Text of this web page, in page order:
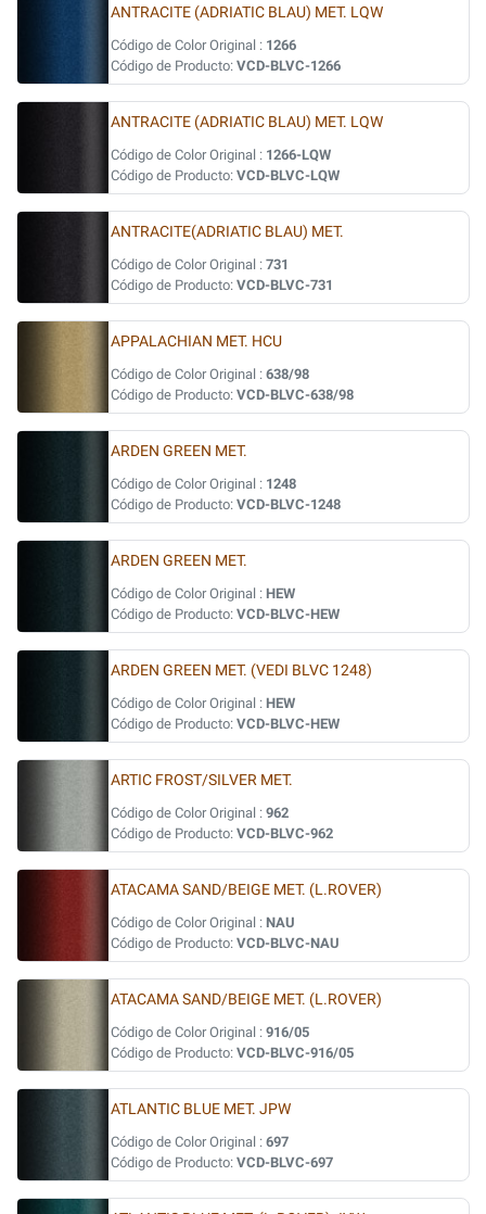
ANTRACITE (ADRIATIC BLAU) MET. LQW
Código de Color Original : 1266
Código de Producto: VCD-BLVC-1266
ANTRACITE (ADRIATIC BLAU) MET. LQW
Código de Color Original : 1266-LQW
Código de Producto: VCD-BLVC-LQW
ANTRACITE(ADRIATIC BLAU) MET.
Código de Color Original : 731
Código de Producto: VCD-BLVC-731
APPALACHIAN MET. HCU
Código de Color Original : 638/98
Código de Producto: VCD-BLVC-638/98
ARDEN GREEN MET.
Código de Color Original : 1248
Código de Producto: VCD-BLVC-1248
ARDEN GREEN MET.
Código de Color Original : HEW
Código de Producto: VCD-BLVC-HEW
ARDEN GREEN MET. (VEDI BLVC 1248)
Código de Color Original : HEW
Código de Producto: VCD-BLVC-HEW
ARTIC FROST/SILVER MET.
Código de Color Original : 962
Código de Producto: VCD-BLVC-962
ATACAMA SAND/BEIGE MET. (L.ROVER)
Código de Color Original : NAU
Código de Producto: VCD-BLVC-NAU
ATACAMA SAND/BEIGE MET. (L.ROVER)
Código de Color Original : 916/05
Código de Producto: VCD-BLVC-916/05
ATLANTIC BLUE MET. JPW
Código de Color Original : 697
Código de Producto: VCD-BLVC-697